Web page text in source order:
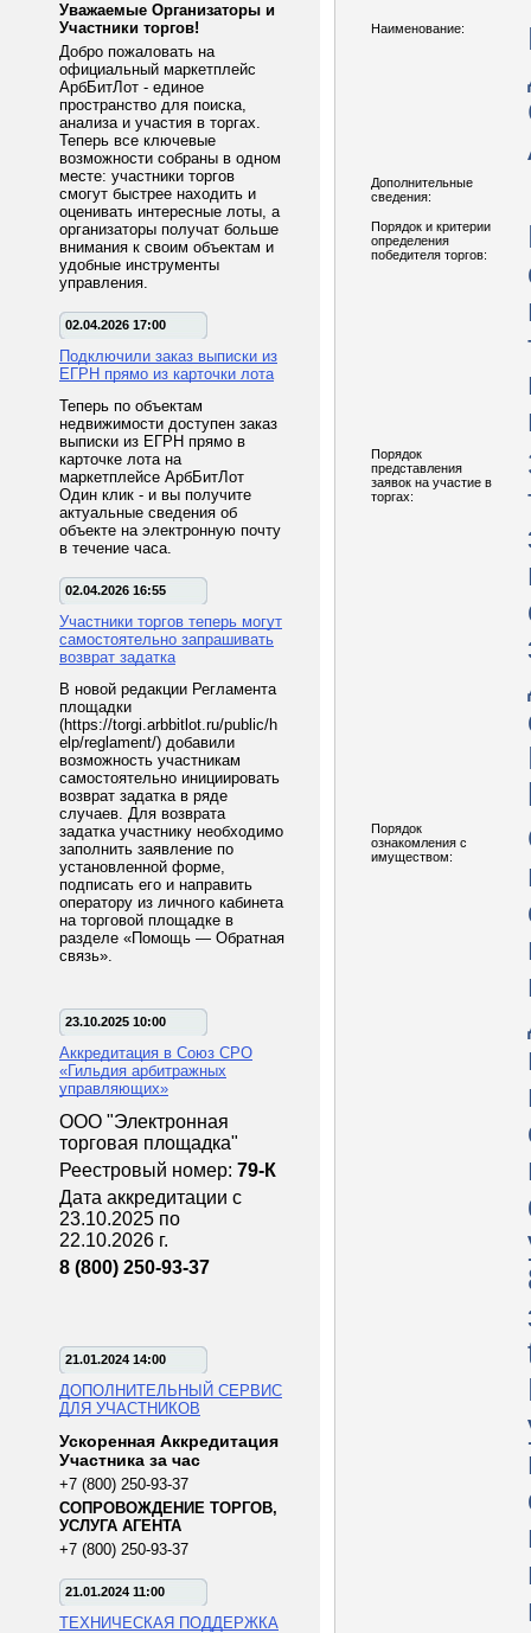
Уважаемые Организаторы и
Участники торгов!
Добро пожаловать на
официальный маркетплейс
АрбБитЛот - единое
пространство для поиска,
анализа и участия в торгах.
Теперь все ключевые
возможности собраны в одном
месте: участники торгов
смогут быстрее находить и
оценивать интересные лоты, а
организаторы получат больше
внимания к своим объектам и
удобные инструменты
управления.
02.04.2026 17:00
Подключили заказ выписки из
ЕГРН прямо из карточки лота
Теперь по объектам
недвижимости доступен заказ
выписки из ЕГРН прямо в
карточке лота на
маркетплейсе АрбБитЛот
Один клик - и вы получите
актуальные сведения об
объекте на электронную почту
в течение часа.
02.04.2026 16:55
Участники торгов теперь могут
самостоятельно запрашивать
возврат задатка
В новой редакции Регламента
площадки
(https://torgi.arbbitlot.ru/public/h
elp/reglament/) добавили
возможность участникам
самостоятельно инициировать
возврат задатка в ряде
случаев. Для возврата
задатка участнику необходимо
заполнить заявление по
установленной форме,
подписать его и направить
оператору из личного кабинета
на торговой площадке в
разделе «Помощь — Обратная
связь».
23.10.2025 10:00
Аккредитация в Союз СРО
«Гильдия арбитражных
управляющих»
ООО "Электронная
торговая площадка"
Реестровый номер: 79-К
Дата аккредитации с
23.10.2025 по
22.10.2026 г.
8 (800) 250-93-37
21.01.2024 14:00
ДОПОЛНИТЕЛЬНЫЙ СЕРВИС
ДЛЯ УЧАСТНИКОВ
Ускоренная Аккредитация
Участника за час
+7 (800) 250-93-37
СОПРОВОЖДЕНИЕ ТОРГОВ,
УСЛУГА АГЕНТА
+7 (800) 250-93-37
21.01.2024 11:00
ТЕХНИЧЕСКАЯ ПОДДЕРЖКА
Наименование:
Дополнительные
сведения:
Порядок и критерии
определения
победителя торгов:
Порядок
представления
заявок на участие в
торгах:
Порядок
ознакомления с
имуществом: